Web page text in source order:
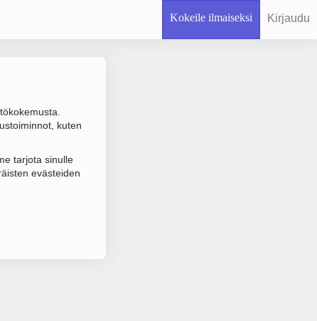
Kokeile ilmaiseksi Kirjaudu
kuten
tarjota sinulle
evästeiden